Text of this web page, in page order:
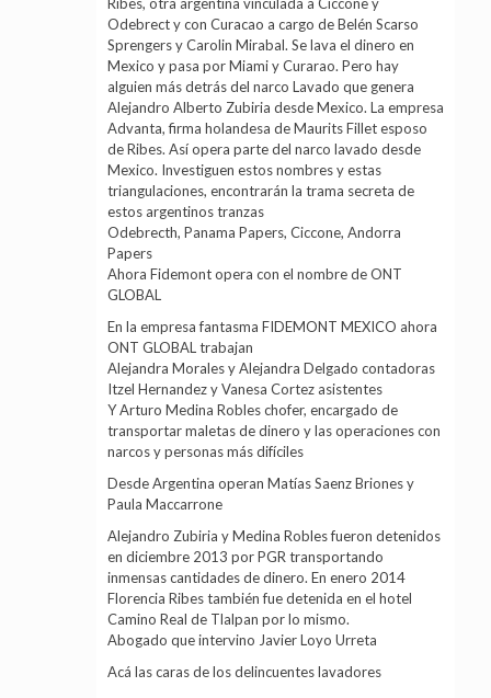
Odebrect y con Curacao a cargo de Belén Scarso
Sprengers y Carolin Mirabal. Se lava el dinero en
Mexico y pasa por Miami y Curarao. Pero hay
alguien más detrás del narco Lavado que genera
Alejandro Alberto Zubiria desde Mexico. La empresa
Advanta, firma holandesa de Maurits Fillet esposo
de Ribes. Así opera parte del narco lavado desde
Mexico. Investiguen estos nombres y estas
triangulaciones, encontrarán la trama secreta de
estos argentinos tranzas
Odebrecth, Panama Papers, Ciccone, Andorra
Papers
Ahora Fidemont opera con el nombre de ONT
GLOBAL
En la empresa fantasma FIDEMONT MEXICO ahora
ONT GLOBAL trabajan
Alejandra Morales y Alejandra Delgado contadoras
Itzel Hernandez y Vanesa Cortez asistentes
Y Arturo Medina Robles chofer, encargado de
transportar maletas de dinero y las operaciones con
narcos y personas más difíciles
Desde Argentina operan Matías Saenz Briones y
Paula Maccarrone
Alejandro Zubiria y Medina Robles fueron detenidos
en diciembre 2013 por PGR transportando
inmensas cantidades de dinero. En enero 2014
Florencia Ribes también fue detenida en el hotel
Camino Real de Tlalpan por lo mismo.
Abogado que intervino Javier Loyo Urreta
Acá las caras de los delincuentes lavadores